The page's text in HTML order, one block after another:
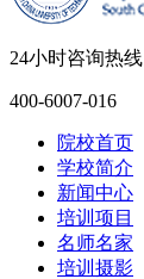
24小时咨询热线
400-6007-016
院校首页
学校简介
新闻中心
培训项目
名师名家
培训摄影